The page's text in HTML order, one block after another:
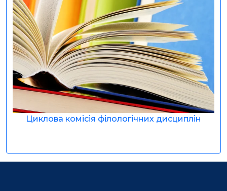
Циклова комісія філологічних дисциплін